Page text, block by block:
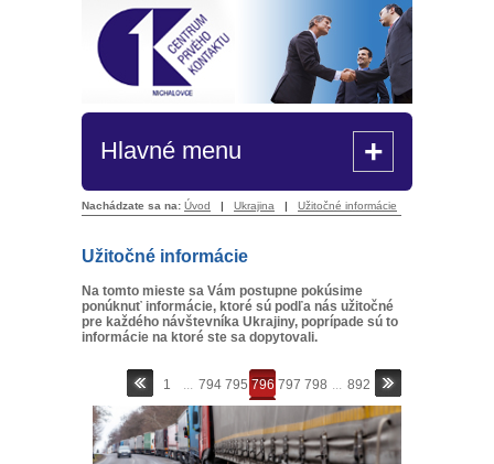
Hlavné menu +
Nachádzate sa na: Úvod | Ukrajina | Užitočné informácie
Užitočné informácie
Na tomto mieste sa Vám postupne pokúsime
ponúknuť informácie, ktoré sú podľa nás užitočné
pre každého návštevníka Ukrajiny, poprípade sú to
informácie na ktoré ste sa dopytovali.
1 ... 794 795 796 797 798 ... 892